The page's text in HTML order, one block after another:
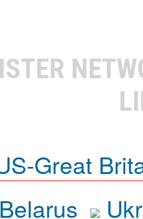
Great
Belarus